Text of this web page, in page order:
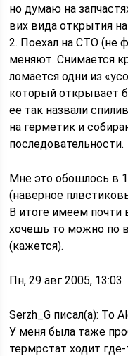
но думаю на
вих вида открытия на
2. Поехал на СТО (не
меняют. Снимается
ломается одни из
который открывает
ее так назвали
на герметик и
последовательности.
Мне это обошлось в
(наверное
В итоге имеем почти
хочешь то можно по
(кажется).
Пн, 29 авг 2005, 13:03
Serzh_G писал(а): To
У меня была таже
термрстат ходит